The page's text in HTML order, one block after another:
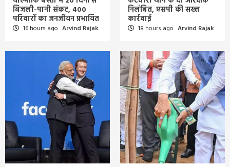
बिजली-पानी संकट, 400
परिवारों का जनजीवन प्रभावित
16 hours ago Arvind Rajak
निलंबित, एसपी की सख्त
कार्रवाई
18 hours ago Arvind Rajak